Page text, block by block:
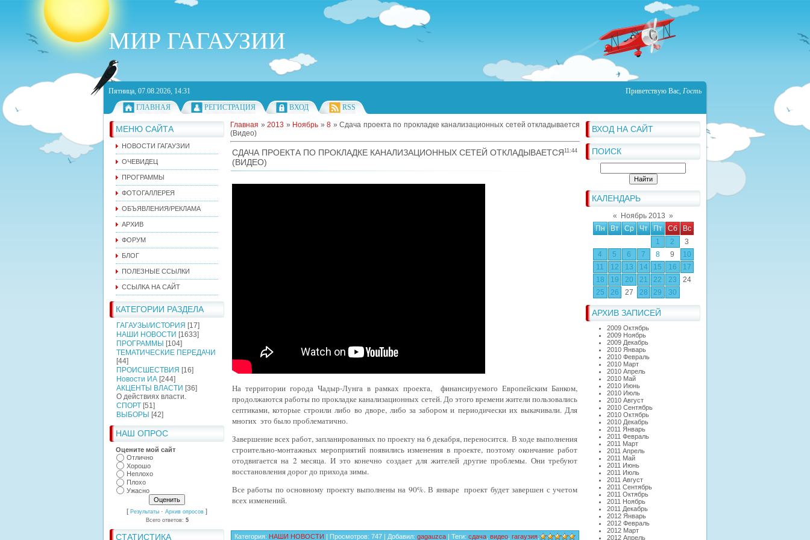
МИР ГАГАУЗИИ
Пятница, 07.08.2026, 14:31 Приветствую Вас, Гость
ГЛАВНАЯ
РЕГИСТРАЦИЯ ВХОД RSS
МЕНЮ САЙТА
НОВОСТИ ГАГАУЗИИ
ОЧЕВИДЕЦ
ПРОГРАММЫ
ФОТОГАЛЛЕРЕЯ
ОБЪЯВЛЕНИЯ/РЕКЛАМА
АРХИВ
ФОРУМ
БЛОГ
ПОЛЕЗНЫЕ ССЫЛКИ
ССЫЛКА НА САЙТ
КАТЕГОРИИ РАЗДЕЛА
ГАГАУЗЫ/ИСТОРИЯ [17]
НАШИ НОВОСТИ [1633]
ПРОГРАММЫ [104]
ТЕМАТИЧЕСКИЕ ПЕРЕДАЧИ
[44]
ПРОИСШЕСТВИЯ [16]
Новости ИА [244]
АКЦЕНТЫ ВЛАСТИ [36]
О действиях власти.
СПОРТ [51]
ВЫБОРЫ [42]
НАШ ОПРОС
Оцените мой сайт
Отлично
Хорошо
Неплохо
Плохо
Ужасно
[ Результаты · Архив опросов ]
Всего ответов: 5
СТАТИСТИКА
ВХОД НА САЙТ
ПОИСК
КАЛЕНДАРЬ
« Ноябрь 2013 »
Пн
Вт Ср Чт Пт Сб
Вс
1
2
3
4
5 6 7 8 9
10
11
12 13 14 15 16
17
18
19 20 21 22 23
24
25
26 27 28 29 30
АРХИВ ЗАПИСЕЙ
2009 Октябрь
2009 Ноябрь
2009 Декабрь
2010 Январь
2010 Февраль
2010 Март
2010 Апрель
2010 Май
2010 Июнь
2010 Июль
2010 Август
2010 Сентябрь
2010 Октябрь
2010 Декабрь
2011 Январь
2011 Февраль
2011 Март
2011 Апрель
2011 Май
2011 Июнь
2011 Июль
2011 Август
2011 Сентябрь
2011 Октябрь
2011 Ноябрь
2011 Декабрь
2012 Январь
2012 Февраль
2012 Март
2012 Апрель
Главная » 2013 » Ноябрь » 8 » Сдача проекта по прокладке канализационных сетей откладывается
(Видео)
11:44
СДАЧА ПРОЕКТА ПО ПРОКЛАДКЕ КАНАЛИЗАЦИОННЫХ СЕТЕЙ ОТКЛАДЫВАЕТСЯ
(ВИДЕО)
На территории города Чадыр-Лунга в рамках проекта,
финансируемого Европейским Банком,
продолжаются работы по прокладке канализационных сетей. До этого времени жители пользовались
септиками, которые строили либо во дворе, либо за забором и периодически их выкачивали. Для
многих это было проблематично.
Завершение всех работ, запланированных по проекту на 6 декабря, переносится. В ходе выполнения
строительно-монтажных мероприятий появились изменения в проекте, поэтому окончание работ
отодвигается на 2 месяца. И это конечно создает для жителей другие проблемы. Они требуют
восстановления дорог до прихода зимы.
Все работы по основному проекту выполнены на 90%. В январе проект будет завершен с учетом
всех изменений.
Категория: НАШИ НОВОСТИ | Просмотров: 747 | Добавил: gagauzca | Теги: сдача видео гагаузия